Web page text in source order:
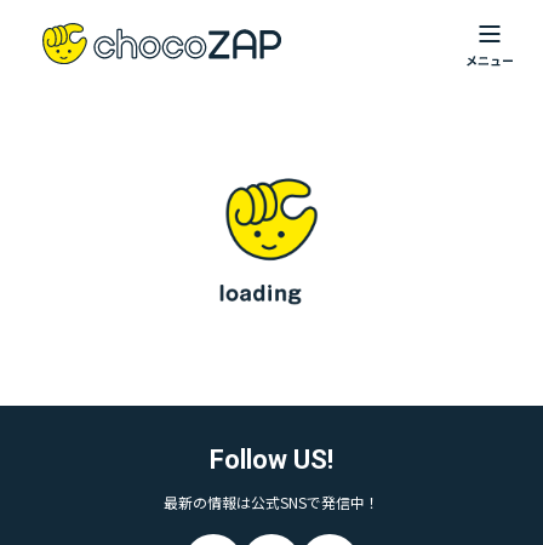
Follow US!
最新の情報は公式SNSで発信中！